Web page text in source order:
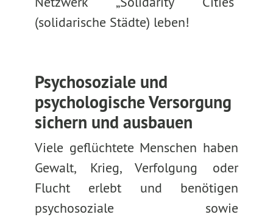
(solidarische Städte) leben!
Psychosoziale und
psychologische Versorgung
sichern und ausbauen
Viele geflüchtete Menschen haben
Gewalt, Krieg, Verfolgung oder
Flucht erlebt und benötigen
psychosoziale sowie